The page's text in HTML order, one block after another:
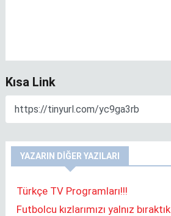
Kısa Link
YAZARIN DIĞER YAZILARI
Türkçe TV Programları!!!
Futbolcu kızlarımızı yalnız bıraktık